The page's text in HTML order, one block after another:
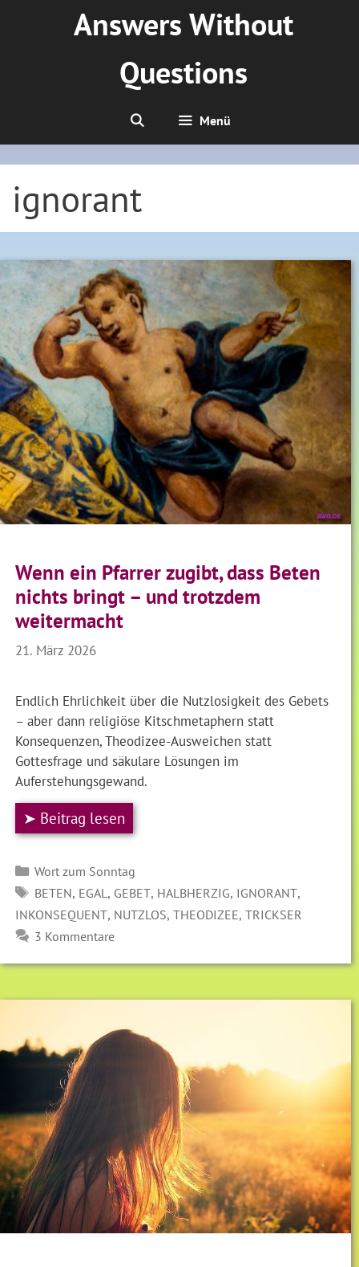
Answers Without
Questions
Menü
ignorant
Wenn ein Pfarrer zugibt, dass Beten
nichts bringt – und trotzdem
weitermacht
21. März 2026
Endlich Ehrlichkeit über die Nutzlosigkeit des Gebets
– aber dann religiöse Kitschmetaphern statt
Konsequenzen, Theodizee-Ausweichen statt
Gottesfrage und säkulare Lösungen im
Auferstehungsgewand.
➤ Beitrag lesen
Kategorien
Wort zum Sonntag
SCHLAGWÖRTER
BETEN, EGAL, GEBET, HALBHERZIG, IGNORANT,
INKONSEQUENT, NUTZLOS,THEODIZEE,TRICKSER
3 Kommentare